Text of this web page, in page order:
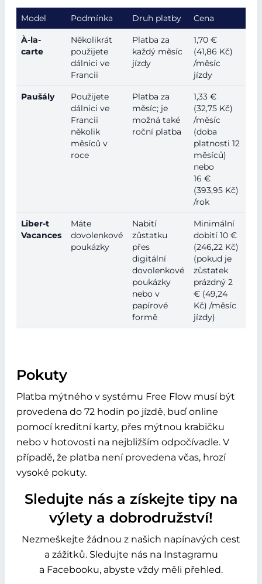
Model Podmínka Druh platby Cena
À-la-
carte
Několikrát
použijete
dálnici ve
Francii
Platba za
každý měsíc
jízdy
1,70 €
(41,86 Kč)
/měsíc
jízdy
Paušály
Použijete
dálnici ve
Francii
několik
měsíců v
roce
Platba za
měsíc; je
možná také
roční platba
1,33 €
(32,75 Kč)
/měsíc
(doba
platnosti 12
měsíců)
nebo
16 €
(393,95 Kč)
/rok
Liber-t
Vacances
Máte
dovolenkové
poukázky
Nabití
zůstatku
přes
digitální
dovolenkové
poukázky
nebo v
papírové
formě
Minimální
dobití 10 €
(246,22 Kč)
(pokud je
zůstatek
prázdný 2
€ (49,24
Kč) /měsíc
jízdy)
Pokuty
Platba mýtného v systému Free Flow musí být
provedena do 72 hodin po jízdě, buď online
pomocí kreditní karty, přes mýtnou krabičku
nebo v hotovosti na nejbližším odpočívadle. V
případě, že platba není provedena včas, hrozí
vysoké pokuty.
Sledujte nás a získejte tipy na
výlety a dobrodružství!
Nezmeškejte žádnou z našich napínavých cest
a zážitků. Sledujte nás na Instagramu
a Facebooku, abyste vždy měli přehled.